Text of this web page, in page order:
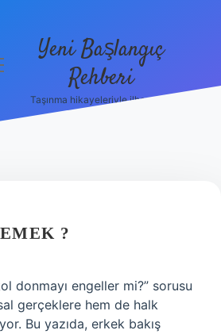
Yeni Başlangıç
Rehberi
Taşınma hikayeleriyle ilham bul!
?
donmayı engeller mi?” sorusu
gerçeklere hem de halk
Bu yazıda, erkek bakış